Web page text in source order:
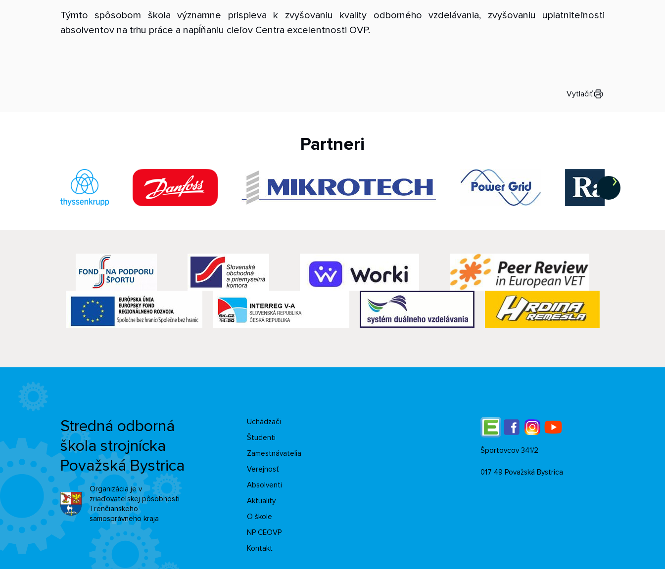
Týmto spôsobom škola významne prispieva k zvyšovaniu kvality odborného vzdelávania, zvyšovaniu uplatniteľnosti
absolventov na trhu práce a napĺňaniu cieľov Centra excelentnosti OVP.
Vytlačiť
Partneri
Stredná odborná
škola strojnícka
Považská Bystrica
Organizácia je v
zriaďovateľskej pôsobnosti
Trenčianskeho
samosprávneho kraja
Uchádzači
Študenti
Zamestnávatelia
Verejnosť
Absolventi
Aktuality
O škole
NP CEOVP
Kontakt
EdupageFacebookInstagramYouTube
Športovcov 341/2
017 49 Považská Bystrica